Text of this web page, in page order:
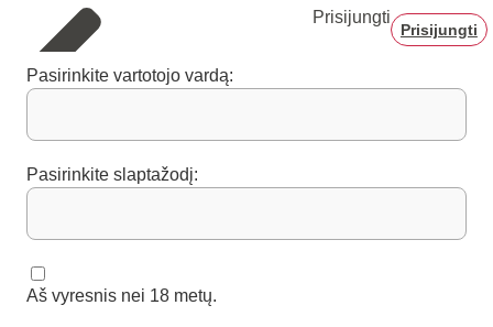
Prisijungti
Prisijungti
Pasirinkite vartotojo vardą:
Pasirinkite slaptažodį:
Aš vyresnis nei 18 metų.